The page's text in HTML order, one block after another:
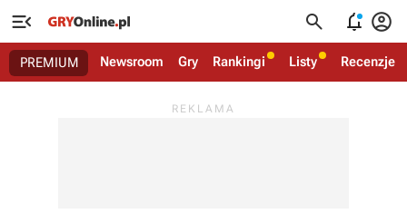
   
PREMIUM Newsroom Gry Rankingi Listy Recenzje